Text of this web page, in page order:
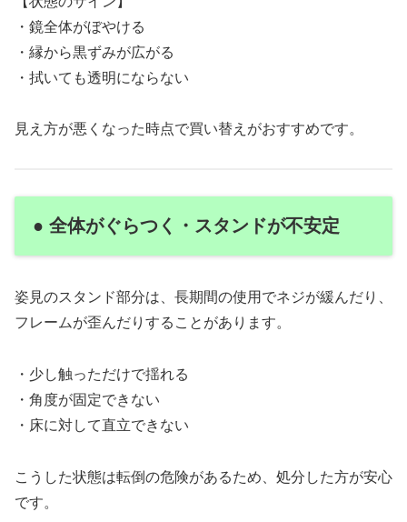
・鏡全体がぼやける
・縁から黒ずみが広がる
・拭いても透明にならない
見え方が悪くなった時点で買い替えがおすすめです。
● 全体がぐらつく・スタンドが不安定
姿見のスタンド部分は、長期間の使用でネジが緩んだり、
フレームが歪んだりすることがあります。
・少し触っただけで揺れる
・角度が固定できない
・床に対して直立できない
こうした状態は転倒の危険があるため、処分した方が安心
です。